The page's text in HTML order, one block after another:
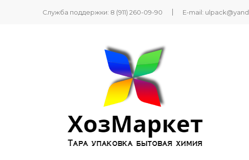
Служба поддержки: 8 (911) 260-09-90 E-mail: